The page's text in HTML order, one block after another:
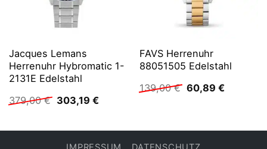
Jacques Lemans
Herrenuhr Hybromatic 1-
2131E Edelstahl
379,00€ Ursprünglicher
Preis
379,00 €
303,19 €Aktueller
303,19 €.
FAVS Herrenuhr
88051505 Edelstahl
139,00€ Ursprünglicher
Preis
60,89 €Aktueller